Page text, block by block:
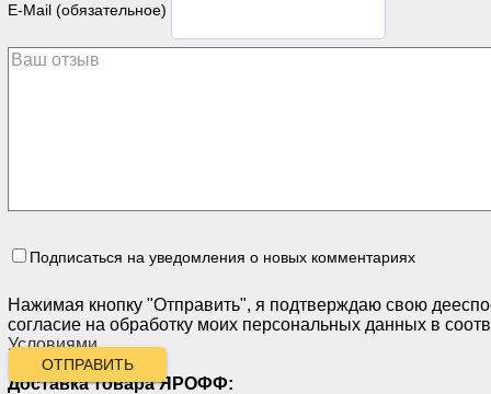
E-Mail (обязательное)
Подписаться на уведомления о новых комментариях
Нажимая кнопку "Отправить", я подтверждаю свою
согласие на обработку моих персональных данных в
Условиями.
ОТПРАВИТЬ
Доставка товара ЯРОФФ: